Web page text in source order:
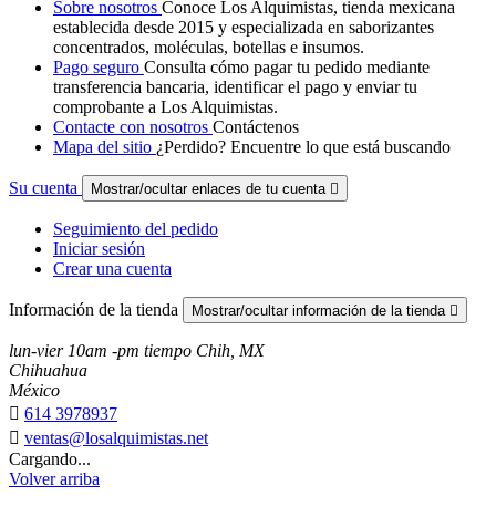
Sobre nosotros Conoce Los Alquimistas, tienda mexicana
establecida desde 2015 y especializada en saborizantes
concentrados, moléculas, botellas e insumos.
Pago seguro Consulta cómo pagar tu pedido mediante
transferencia bancaria, identificar el pago y enviar tu
comprobante a Los Alquimistas.
Contacte con nosotros Contáctenos
Mapa del sitio ¿Perdido? Encuentre lo que está buscando
Su cuenta Mostrar/ocultar enlaces de tu cuenta 
Seguimiento del pedido
Iniciar sesión
Crear una cuenta
Información de la tienda Mostrar/ocultar información de la tienda 
lun-vier 10am -pm tiempo Chih, MX
Chihuahua
México
 614 3978937
 ventas@losalquimistas.net
Cargando...
Volver arriba